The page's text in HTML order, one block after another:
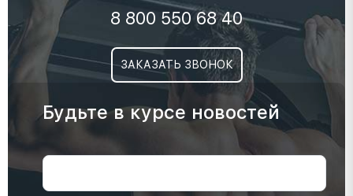
8 800 550 68 40
ЗАКАЗАТЬ ЗВОНОК
Будьте в курсе новостей